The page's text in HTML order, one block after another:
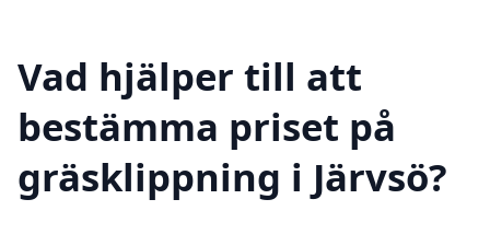
Vad hjälper till att
bestämma priset på
gräsklippning i Järvsö?